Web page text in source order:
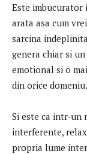
Este
arata asa cum
sarcina
genera chiar si
emotional si o
din orice domeniu.
Si este ca intr-un
interferente,
propria lume